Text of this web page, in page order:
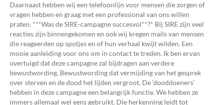
Daarnaast hebben wij een telefoonlijn voor mensen die zorgen of
vragen hebben en graag met een professional van ons willen
praten. ***Was de SIRE-campagne succesvol**?* Bij SIRE zijn veel
reacties zijn binnengekomen en ook wij kregen mails van mensen
die reageerden op spotjes en of hun verhaal kwijt wilden. Een
mooie aanleiding voor ons om in contact te treden. Ik ben ervan
overtuigd dat deze campagne zal bijdragen aan verdere
bewustwording. Bewustwording dat vermijding van het gesprek
over sterven en de dood het lijden vergroot. De ‘dooddoeners’
hebben in deze campagne een belangrijk functie. We hebben ze
immers allemaal wel eens gebruikt. Die herkenning leidt tot